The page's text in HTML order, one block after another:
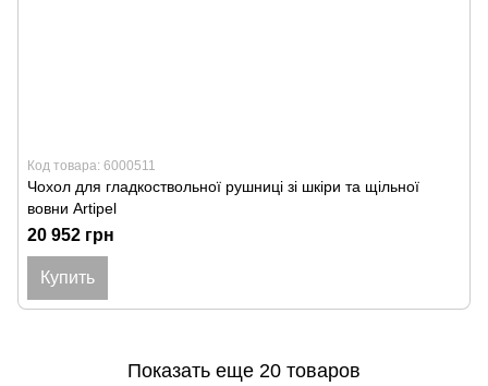
Код товара: 6000511
Чохол для гладкоствольної рушниці зі шкіри та щільної
вовни Artipel
20 952 грн
Купить
Показать еще 20 товаров